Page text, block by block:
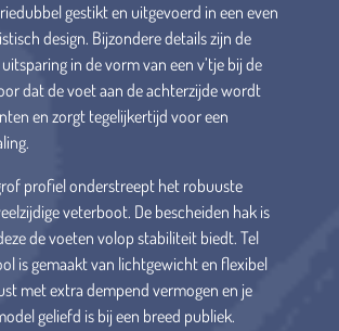
gestikt en uitgevoerd in een even
design. Bijzondere details zijn de
in de vorm van een v’tje bij de
dat de voet aan de achterzijde wordt
en zorgt tegelijkertijd voor een
profiel onderstreept het robuuste
veterboot. De bescheiden hak is
de voeten volop stabiliteit biedt. Tel
is gemaakt van lichtgewicht en flexibel
met extra dempend vermogen en je
geliefd is bij een breed publiek.